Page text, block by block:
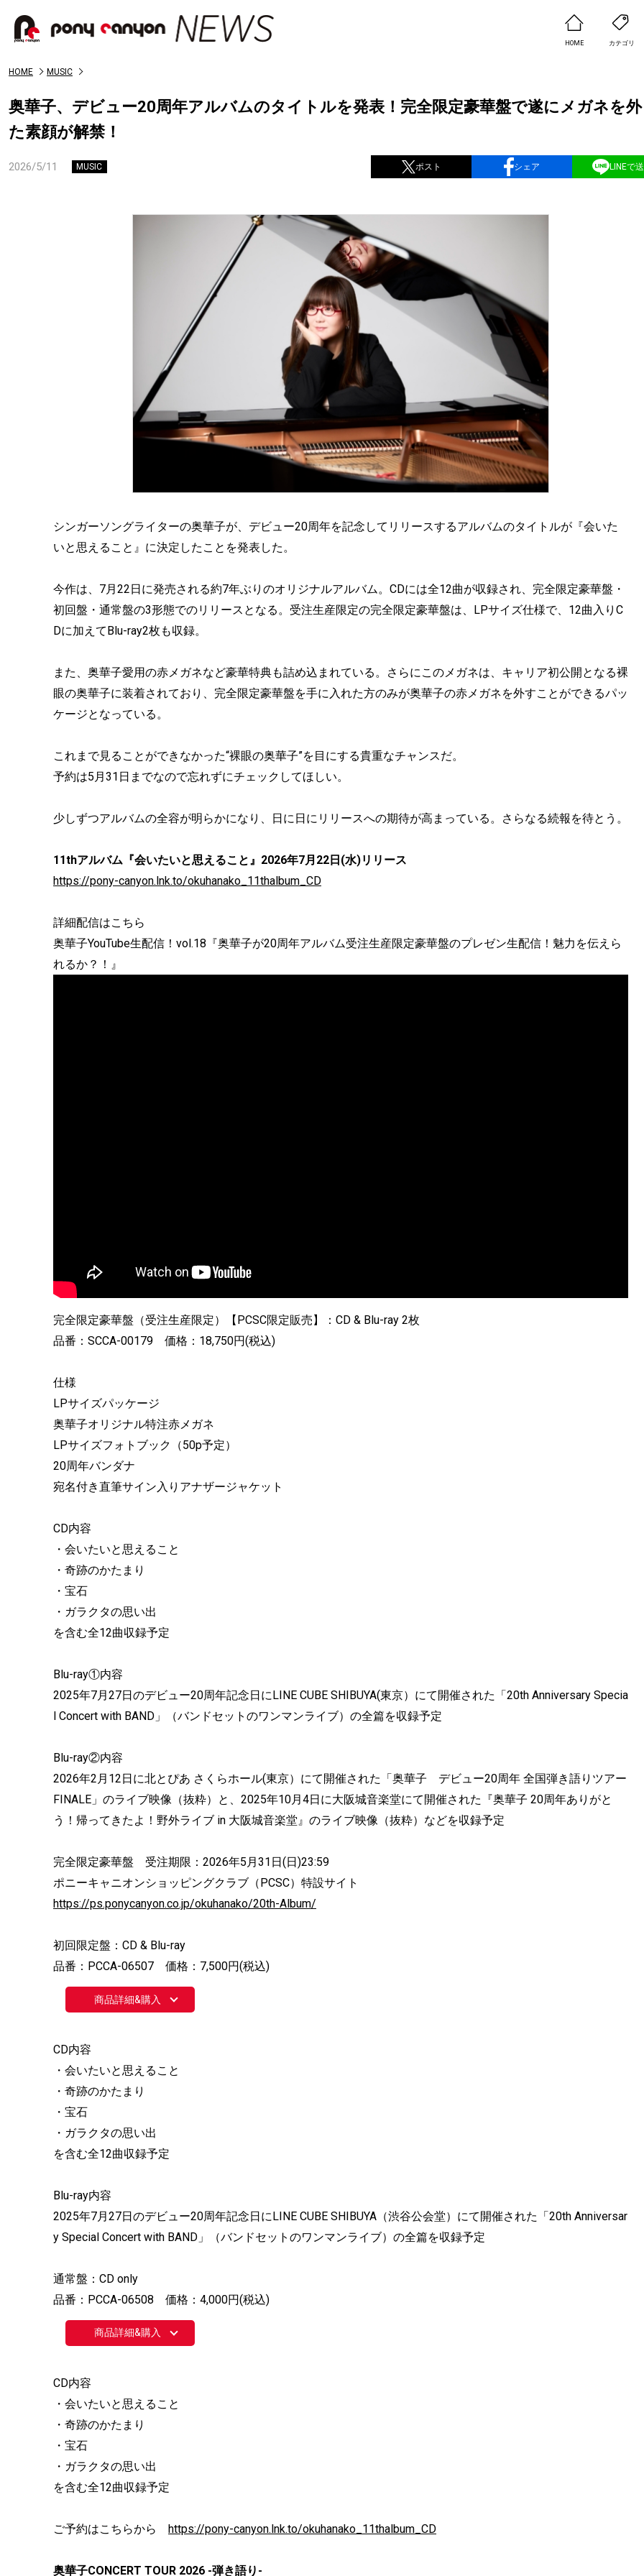
HOME カテゴリ
HOME MUSIC
奥華子、デビュー20周年アルバムのタイトルを発表！完全限定豪華盤で遂にメガネを
た素顔が解禁！
2026/5/11 MUSIC ポスト シェア LINEで
シンガーソングライターの奥華子が、デビュー20周年を記念してリリースするアルバムのタイトルが『会いた
いと思えること』に決定したことを発表した。
今作は、7月22日に発売される約7年ぶりのオリジナルアルバム。CDには全12曲が収録され、完全限定豪華盤・
初回盤・通常盤の3形態でのリリースとなる。受注生産限定の完全限定豪華盤は、LPサイズ仕様で、12曲入りC
Dに加えてBlu-ray2枚も収録。
また、奥華子愛用の赤メガネなど豪華特典も詰め込まれている。さらにこのメガネは、キャリア初公開となる裸
眼の奥華子に装着されており、完全限定豪華盤を手に入れた方のみが奥華子の赤メガネを外すことができるパッ
ケージとなっている。
これまで見ることができなかった“裸眼の奥華子”を目にする貴重なチャンスだ。
予約は5月31日までなので忘れずにチェックしてほしい。
少しずつアルバムの全容が明らかになり、日に日にリリースへの期待が高まっている。さらなる続報を待とう。
11thアルバム『会いたいと思えること』2026年7月22日(水)リリース
https://pony-canyon.lnk.to/okuhanako_11thalbum_CD
詳細配信はこちら
奥華子YouTube生配信！vol.18『奥華子が20周年アルバム受注生産限定豪華盤のプレゼン生配信！魅力を伝えら
れるか？！』
完全限定豪華盤（受注生産限定）【PCSC限定販売】：CD & Blu-ray 2枚
品番：SCCA-00179 価格：18,750円(税込)
仕様
LPサイズパッケージ
奥華子オリジナル特注赤メガネ
LPサイズフォトブック（50p予定）
20周年バンダナ
宛名付き直筆サイン入りアナザージャケット
CD内容
・会いたいと思えること
・奇跡のかたまり
・宝石
・ガラクタの思い出
を含む全12曲収録予定
Blu-ray①内容
2025年7月27日のデビュー20周年記念日にLINE CUBE SHIBUYA(東京）にて開催された「20th Anniversary Specia
l Concert with BAND」（バンドセットのワンマンライブ）の全篇を収録予定
Blu-ray②内容
2026年2月12日に北とぴあ さくらホール(東京）にて開催された「奥華子 デビュー20周年 全国弾き語りツアー
FINALE」のライブ映像（抜粋）と、2025年10月4日に大阪城音楽堂にて開催された『奥華子 20周年ありがと
う！帰ってきたよ！野外ライブ in 大阪城音楽堂』のライブ映像（抜粋）などを収録予定
完全限定豪華盤 受注期限：2026年5月31日(日)23:59
ポニーキャニオンショッピングクラブ（PCSC）特設サイト
https://ps.ponycanyon.co.jp/okuhanako/20th-Album/
初回限定盤：CD & Blu-ray
品番：PCCA-06507 価格：7,500円(税込)
商品詳細&購入
CD内容
・会いたいと思えること
・奇跡のかたまり
・宝石
・ガラクタの思い出
を含む全12曲収録予定
Blu-ray内容
2025年7月27日のデビュー20周年記念日にLINE CUBE SHIBUYA（渋谷公会堂）にて開催された「20th Anniversar
y Special Concert with BAND」（バンドセットのワンマンライブ）の全篇を収録予定
通常盤：CD only
品番：PCCA-06508 価格：4,000円(税込)
商品詳細&購入
CD内容
・会いたいと思えること
・奇跡のかたまり
・宝石
・ガラクタの思い出
を含む全12曲収録予定
ご予約はこちらから https://pony-canyon.lnk.to/okuhanako_11thalbum_CD
奥華子CONCERT TOUR 2026 -弾き語り-